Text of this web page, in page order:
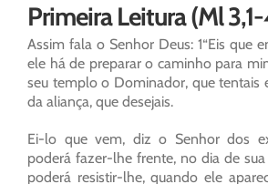
Primeira Leitura (Ml
Assim fala o Senhor Deus: 1“Eis que
ele há de preparar o caminho para
seu templo o Dominador, que tentais
da aliança, que desejais.
Ei-lo que vem, diz o Senhor dos
poderá fazer-lhe frente, no dia de sua
poderá resistir-lhe, quando ele